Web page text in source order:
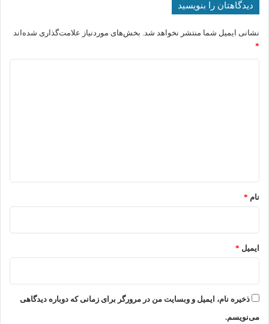
دیدگاهتان را بنویسید
نشانی ایمیل شما منتشر نخواهد شد. بخش‌های موردنیاز علامت‌گذاری شده‌اند
*
نام *
ایمیل *
ذخیره نام، ایمیل و وبسایت من در مرورگر برای زمانی که دوباره دیدگاهی
می‌نویسم.